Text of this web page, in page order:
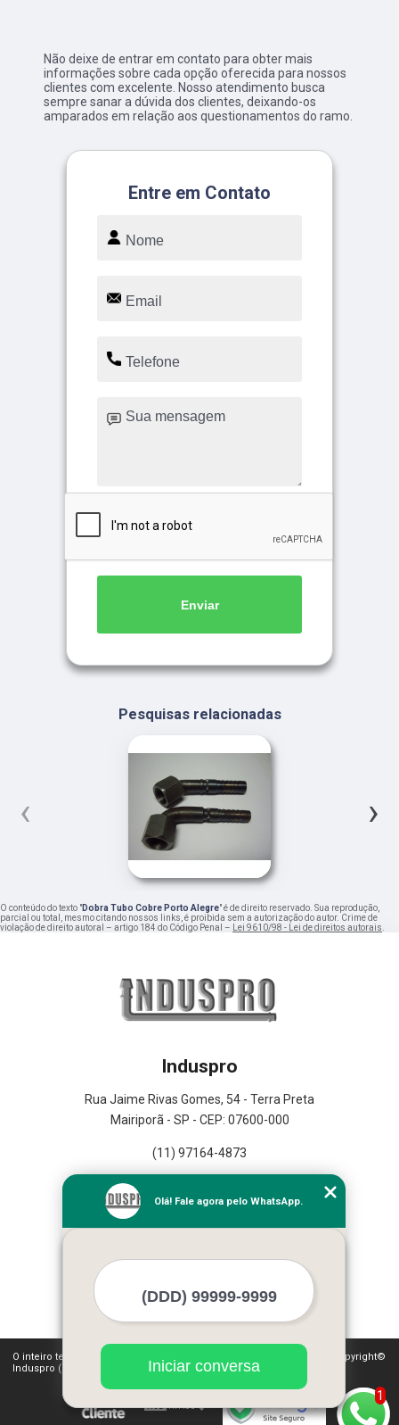
Não deixe de entrar em contato para obter mais
informações sobre cada opção oferecida para nossos
clientes com excelente. Nosso atendimento busca
sempre sanar a dúvida dos clientes, deixando-os
amparados em relação aos questionamentos do ramo.
Entre em Contato
Enviar
Pesquisas relacionadas
‹ ›
O conteúdo do texto "Dobra Tubo Cobre Porto Alegre" é de direito reservado. Sua reprodução,
parcial ou total, mesmo citando nossos links, é proibida sem a autorização do autor. Crime de
violação de direito autoral – artigo 184 do Código Penal – Lei 9610/98 - Lei de direitos autorais.
Induspro
Rua Jaime Rivas Gomes, 54 - Terra Preta
Mairiporã - SP - CEP: 07600-000
(11) 97164-4873
Empresa
Missão
Mapa do site
Mais Serviços
O inteiro teor deste site está sujeito à proteção de direitos autorais. Copyright©
Induspro (Lei 9610 de 19/02/1998)
1
Olá! Fale agora pelo WhatsApp.
Iniciar conversa